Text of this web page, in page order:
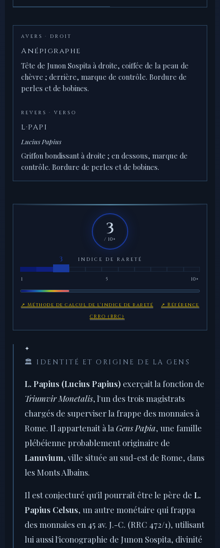
AVERS · DROIT
Anépigraphe
Tête de Junon Sospita à droite, coiffée de la peau de
chèvre ; derrière, marque de contrôle. Bordure de
perles et de bobines.
REVERS · VERSO
L·PAPI
Lucius Papius
Griffon bondissant à droite ; en dessous, marque de
contrôle. Bordure de perles et de bobines.
3
/ 10+
INDICE DE RARETÉ
1 5 10+
↗ Méthode de calcul de l'indice de rareté
↗ Référence
CRRO (RRC)
✦
🏛️ IDENTITÉ ET ORIGINE DE LA GENS
L. Papius (Lucius Papius) exerçait la fonction de
Triumvir Monetalis, l'un des trois magistrats
chargés de superviser la frappe des monnaies à
Rome. Il appartenait à la Gens Papia, une famille
plébéienne probablement originaire de
Lanuvium, ville située au sud-est de Rome, dans
les Monts Albains.
Il est conjecturé qu'il pourrait être le père de L.
Papius Celsus, un autre monétaire qui frappa
des monnaies en 45 av. J.-C. (RRC 472/1), utilisant
lui aussi l'iconographie de Junon Sospita, divinité